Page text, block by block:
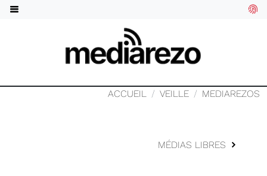
ACCUEIL VEILLE MEDIAREZOS
MÉDIAS LIBRES